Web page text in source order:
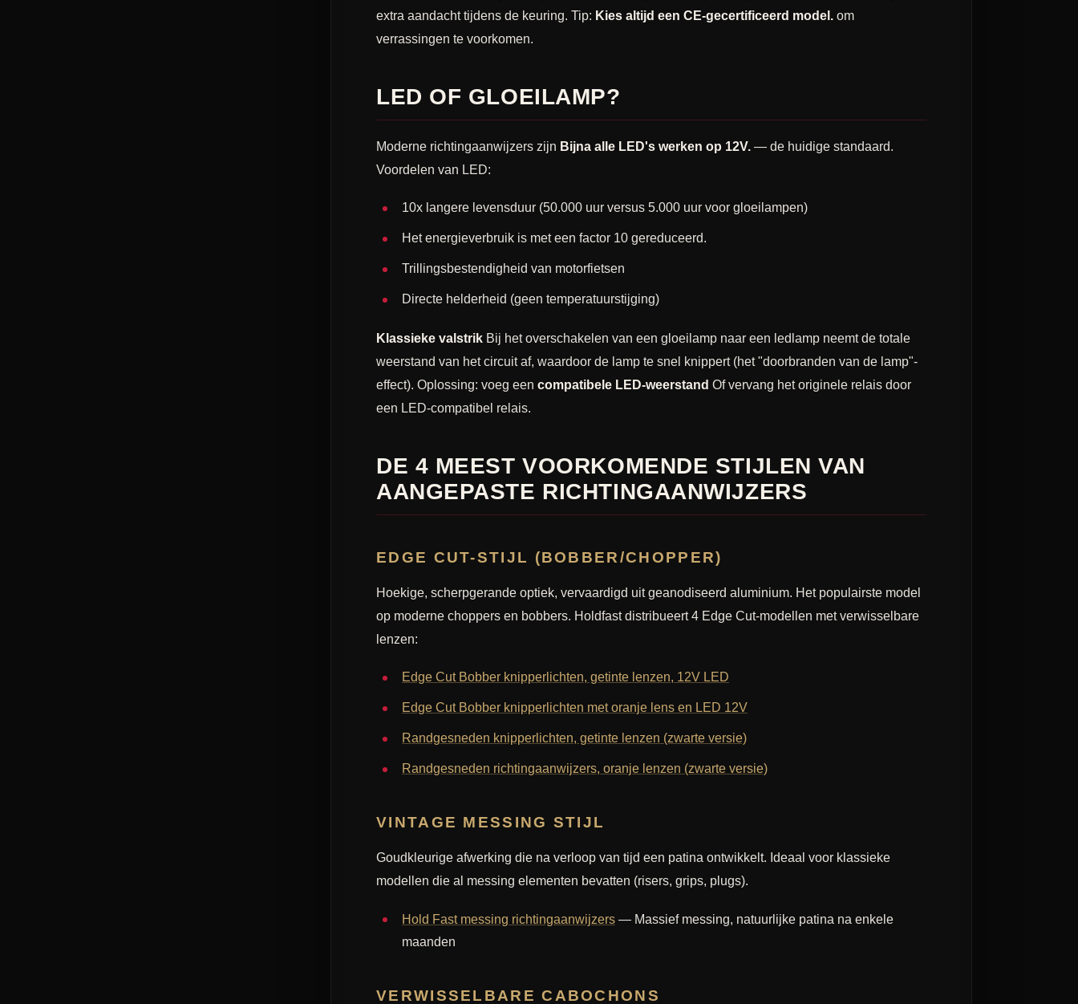
extra aandacht tijdens de keuring. Tip: Kies altijd een CE-gecertificeerd model. om
verrassingen te voorkomen.
LED OF GLOEILAMP?
Moderne richtingaanwijzers zijn Bijna alle LED's werken op 12V. — de huidige standaard.
Voordelen van LED:
10x langere levensduur (50.000 uur versus 5.000 uur voor gloeilampen)
Het energieverbruik is met een factor 10 gereduceerd.
Trillingsbestendigheid van motorfietsen
Directe helderheid (geen temperatuurstijging)
Klassieke valstrik Bij het overschakelen van een gloeilamp naar een ledlamp neemt de totale
weerstand van het circuit af, waardoor de lamp te snel knippert (het "doorbranden van de lamp"-
effect). Oplossing: voeg een compatibele LED-weerstand Of vervang het originele relais door
een LED-compatibel relais.
DE 4 MEEST VOORKOMENDE STIJLEN VAN
AANGEPASTE RICHTINGAANWIJZERS
EDGE CUT-STIJL (BOBBER/CHOPPER)
Hoekige, scherpgerande optiek, vervaardigd uit geanodiseerd aluminium. Het populairste model
op moderne choppers en bobbers. Holdfast distribueert 4 Edge Cut-modellen met verwisselbare
lenzen:
Edge Cut Bobber knipperlichten, getinte lenzen, 12V LED
Edge Cut Bobber knipperlichten met oranje lens en LED 12V
Randgesneden knipperlichten, getinte lenzen (zwarte versie)
Randgesneden richtingaanwijzers, oranje lenzen (zwarte versie)
VINTAGE MESSING STIJL
Goudkleurige afwerking die na verloop van tijd een patina ontwikkelt. Ideaal voor klassieke
modellen die al messing elementen bevatten (risers, grips, plugs).
Hold Fast messing richtingaanwijzers — Massief messing, natuurlijke patina na enkele
maanden
VERWISSELBARE CABOCHONS